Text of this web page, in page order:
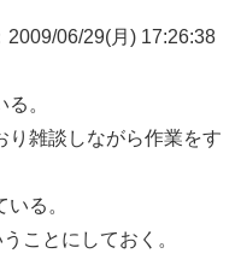
06/29(月) 17:26:38
。
り雑談しながら作業をす
る。
ことにしておく。